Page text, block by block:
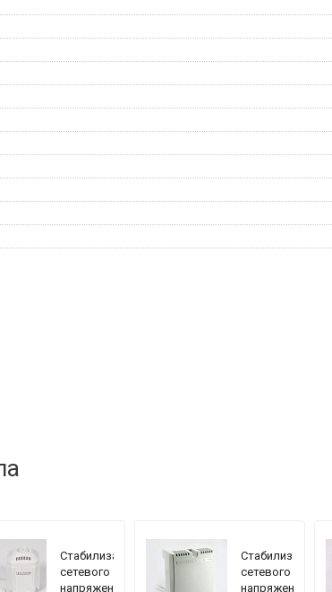
Стабилизатор
сетевого
напряжения
Стабилизатор
сетевого
напряжения